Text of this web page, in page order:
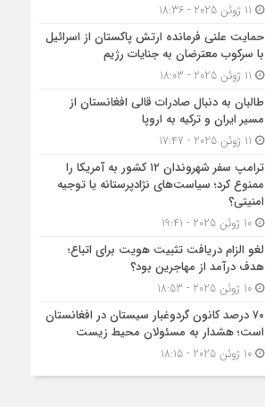
حمایت علنی فرمانده ارتش پاکستان از اسرائیل
با سرکوب معترضان به جنایات رژیم
طالبان به دنبال صادرات قالی افغانستان از
مسیر ایران و ترکیه به اروپا
ترامپ سفر شهروندان ۱۲ کشور به آمریکا را
ممنوع کرد؛ سیاست‌های نژادپرستانه یا توجیه
امنیتی؟
10 ژوئن 2025 - 19:41
لغو الزام دریافت تثبیت هویت برای اتباع؛
هدف درآمد از مهاجرین بود؟
10 ژوئن 2025 - 18:53
۷۰ درصد کانون گردوغبار سیستان در افغانستان
است؛ هشدار به مسئولان محیط زیست
10 ژوئن 2025 - 18:15